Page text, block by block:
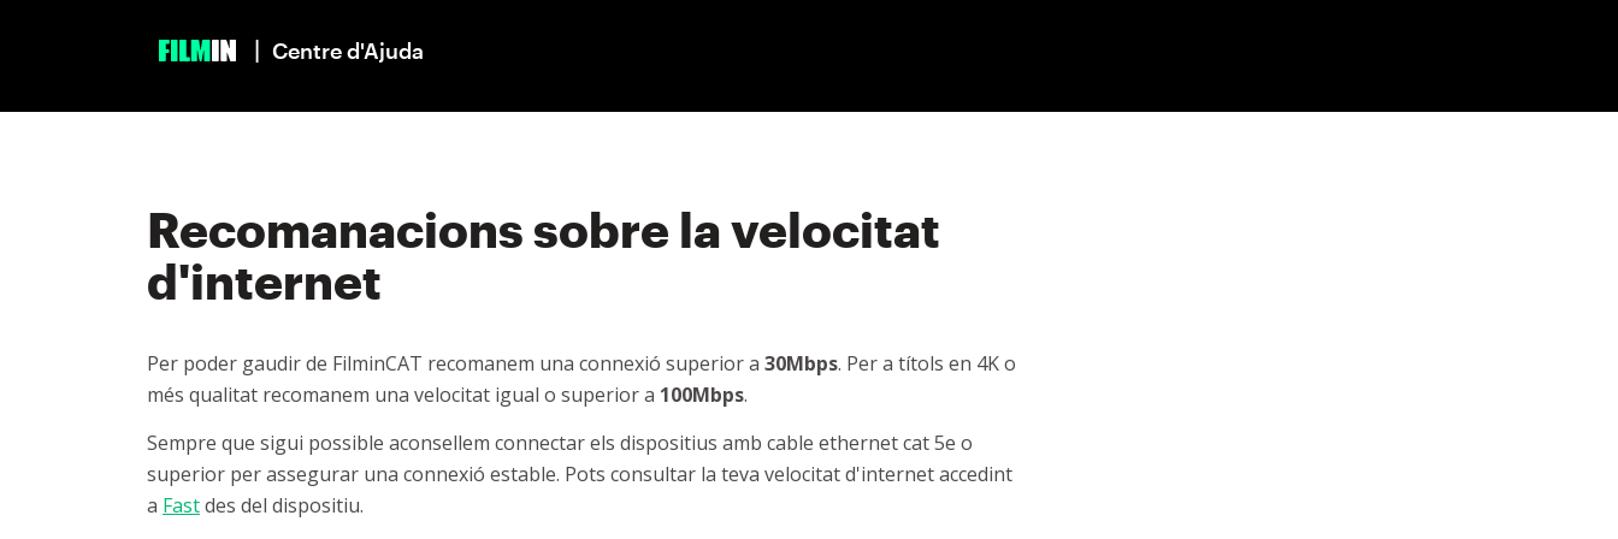
| Centre d'Ajuda
Recomanacions sobre la velocitat
d'internet
Per poder gaudir de FilminCAT recomanem una connexió superior a 30Mbps. Per a títols en 4K o
més qualitat recomanem una velocitat igual o superior a 100Mbps.
Sempre que sigui possible aconsellem connectar els dispositius amb cable ethernet cat 5e o
superior per assegurar una connexió estable. Pots consultar la teva velocitat d'internet accedint
a Fastdes del dispositiu.